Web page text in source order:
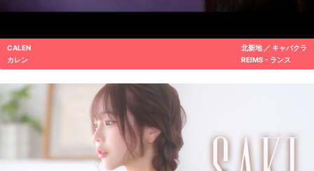
CALEN
カレン
北新地 ／ キャバクラ
REIMS - ランス